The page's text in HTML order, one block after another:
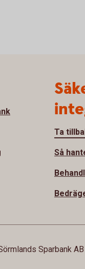
Ta
Så
Sparbank